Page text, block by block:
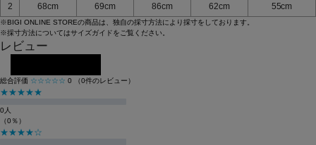
2
68cm 69cm 86cm 62cm 55cm
※BIGI ONLINE STOREの商品は、独自の採寸方法により採寸をしております。
※採寸方法についてはサイズガイドをご覧ください。
レビュー
総合評価 ☆☆☆☆☆ 0 （0件のレビュー）
★★★★★
0人
（0％）
★★★★☆